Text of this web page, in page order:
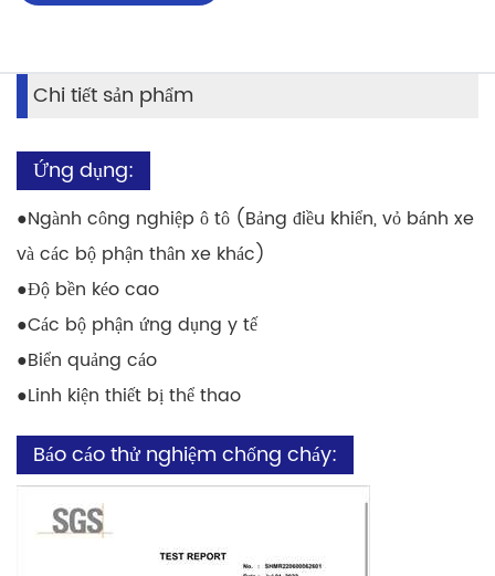
Chi tiết sản phẩm
Ứng dụng:
●Ngành công nghiệp ô tô (Bảng điều khiển, vỏ bánh xe
và các bộ phận thân xe khác)
●Độ bền kéo cao
●Các bộ phận ứng dụng y tế
●Biển quảng cáo
●Linh kiện thiết bị thể thao
Báo cáo thử nghiệm chống cháy: